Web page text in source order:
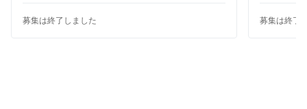
募集は終了しました 募集は終了